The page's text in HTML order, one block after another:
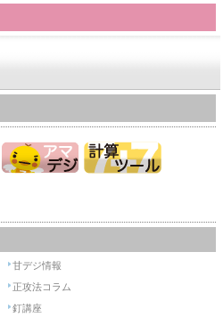
甘デジ情報
正攻法コラム
釘講座